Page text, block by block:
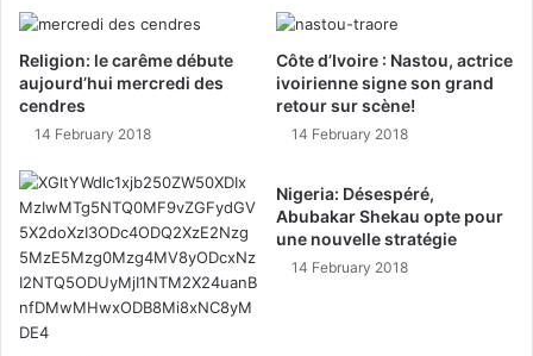
Religion: le carême débute
aujourd’hui mercredi des
cendres
14 February 2018
Côte d’Ivoire : Nastou, actrice
ivoirienne signe son grand
retour sur scène!
14 February 2018
Nigeria: Désespéré,
Abubakar Shekau opte pour
une nouvelle stratégie
14 February 2018